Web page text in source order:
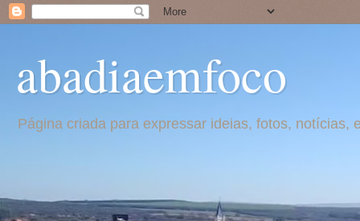
abadiaemfoco
Página criada para expressar ideias, fotos,